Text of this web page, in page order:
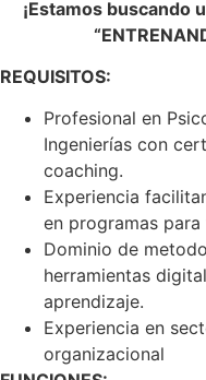
¡Estamos buscando
REQUISITOS:
Profesional en
Ingenierías con
coaching.
Experiencia
en programas
Dominio de
herramientas
aprendizaje.
Experiencia en
organizacional